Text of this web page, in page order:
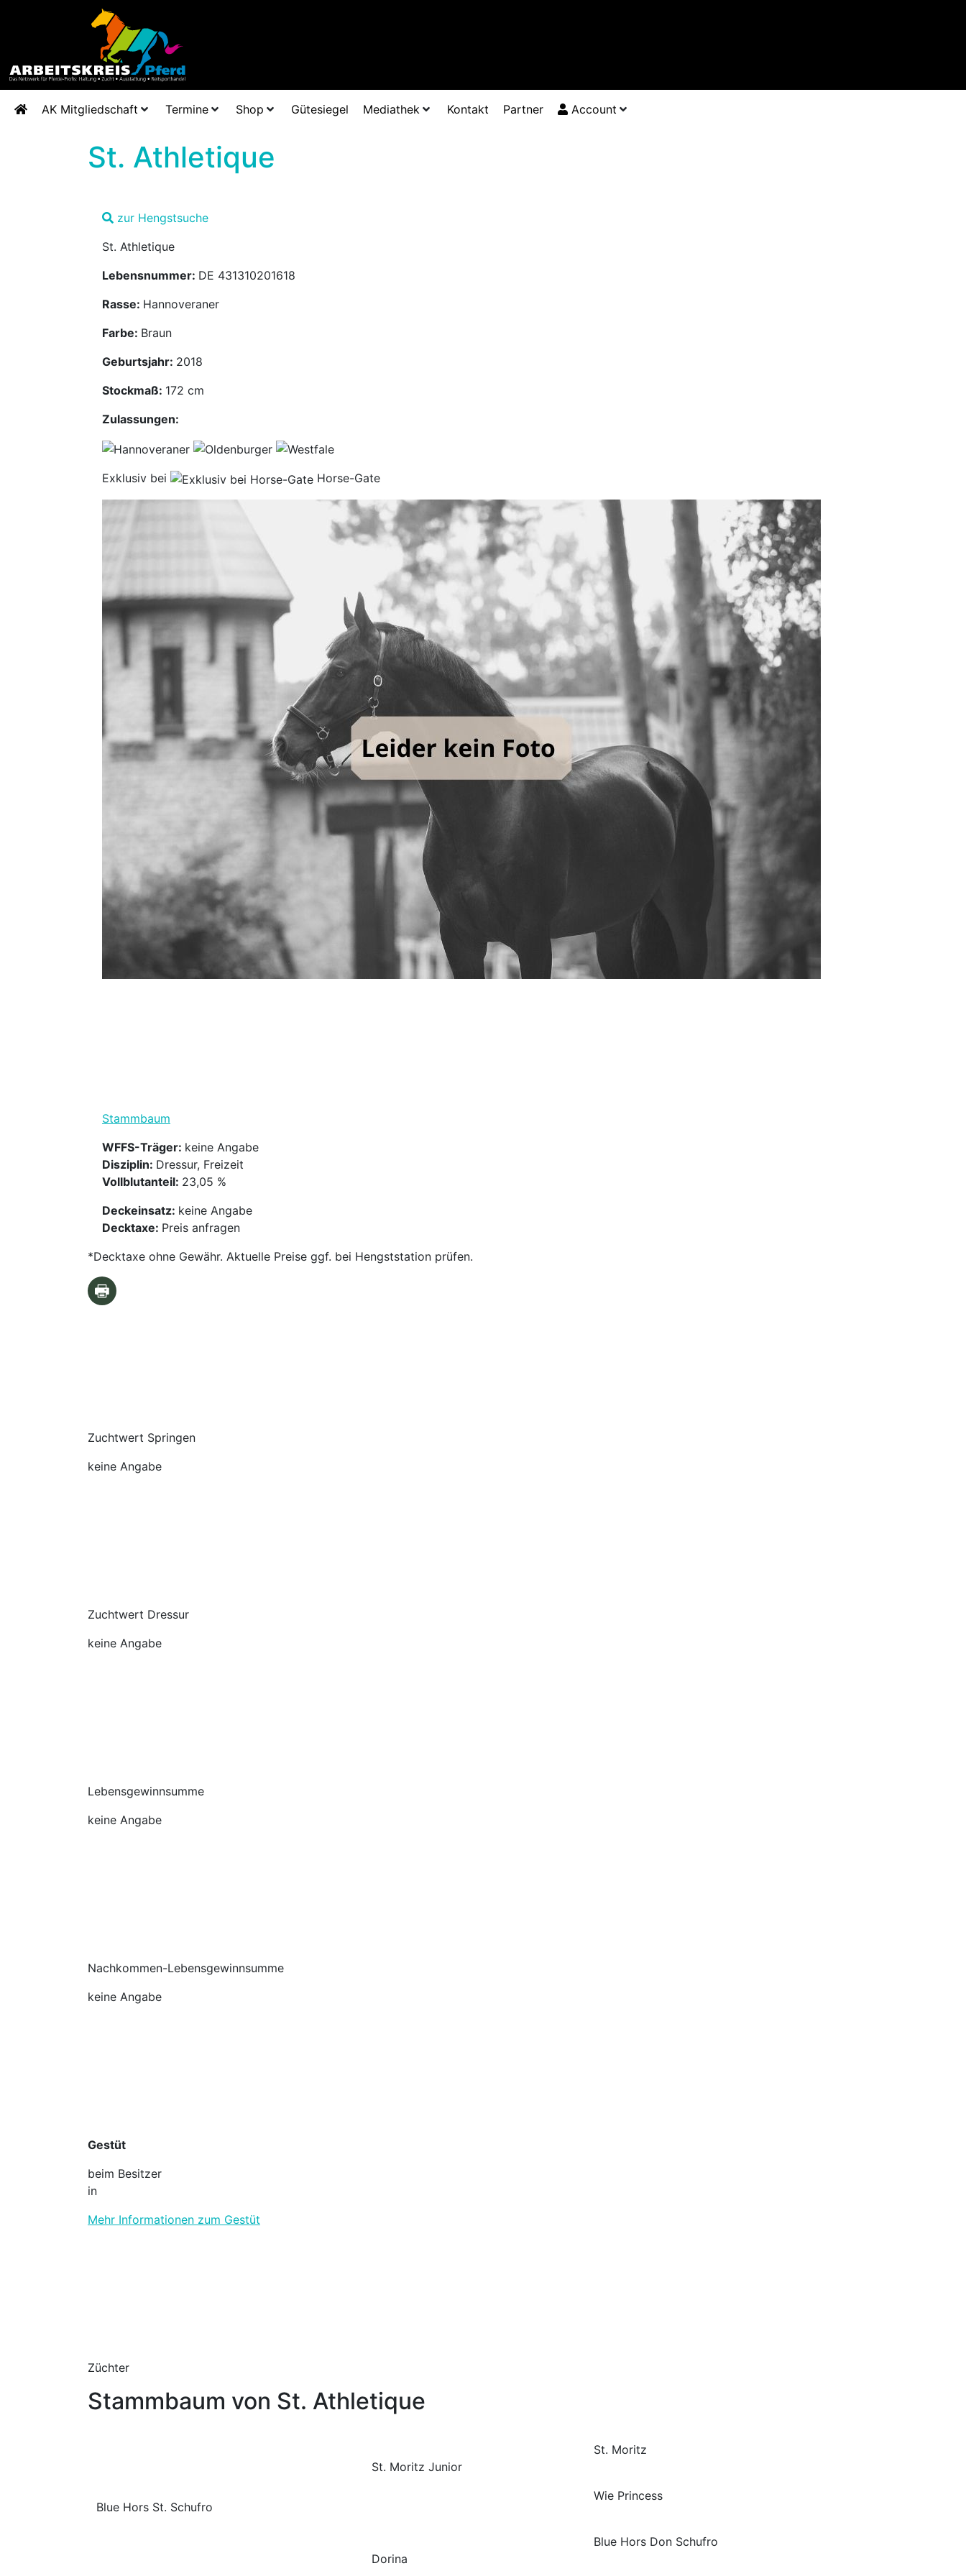
AK Mitgliedschaft Termine Shop Gütesiegel Mediathek Kontakt Partner Account
St. Athletique
zur Hengstsuche
St. Athletique
Lebensnummer: DE 431310201618
Rasse: Hannoveraner
Farbe: Braun
Geburtsjahr: 2018
Stockmaß: 172 cm
Zulassungen:
Exklusiv bei Horse-Gate
Stammbaum
WFFS-Träger: keine Angabe
Disziplin: Dressur, Freizeit
Vollblutanteil: 23,05 %
Deckeinsatz: keine Angabe
Decktaxe: Preis anfragen
*Decktaxe ohne Gewähr. Aktuelle Preise ggf. bei Hengststation prüfen.
Zuchtwert Springen
keine Angabe
Zuchtwert Dressur
keine Angabe
Lebensgewinnsumme
keine Angabe
Nachkommen-Lebensgewinnsumme
keine Angabe
Gestüt
beim Besitzer
in
Mehr Informationen zum Gestüt
Züchter
Stammbaum von St. Athletique
Blue Hors St. Schufro
St. Moritz Junior
St. Moritz
Wie Princess
Dorina
Blue Hors Don Schufro